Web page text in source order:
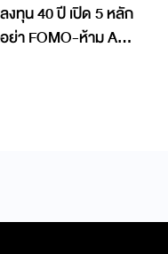
ทุน 40 ปี เปิด 5 หลัก
า FOMO-ห้าม All
งคั่ง